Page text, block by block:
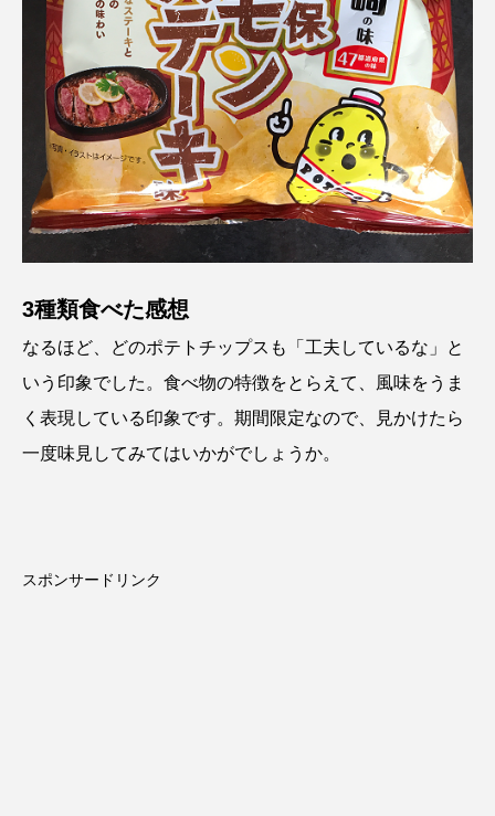
3種類食べた感想
なるほど、どのポテトチップスも「 工夫しているな」と
いう印象でした。食べ物の特徴をとらえて、風味をうま
く表現している印象です。期間限定なので、見かけたら
一度味見してみてはいかがでしょうか。
スポンサードリンク